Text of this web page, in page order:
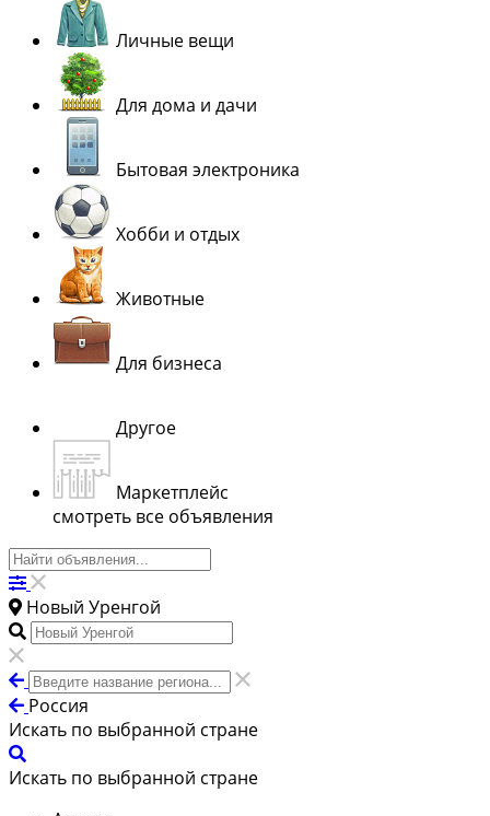
Личные вещи
Для дома и дачи
Бытовая электроника
Хобби и отдых
Животные
Для бизнеса
Другое
Маркетплейс
смотреть все объявления
Новый Уренгой
Россия
Искать по выбранной стране
Искать по выбранной стране